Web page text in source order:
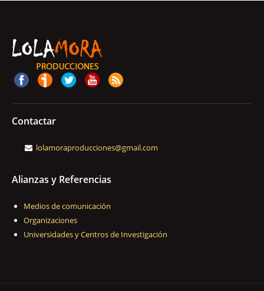
Contactar
lolamoraproducciones@gmail.com
Alianzas y Referencias
Medios de comunicación
Organizaciones
Universidades y Centros de Investigación